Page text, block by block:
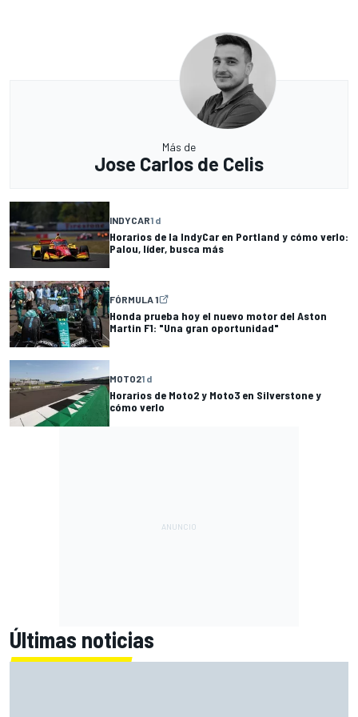
Más de
Jose Carlos de Celis
INDYCAR1 d
Horarios de la IndyCar en Portland y cómo verlo:
Palou, líder, busca más
FÓRMULA 1
Honda prueba hoy el nuevo motor del Aston
Martin F1: "Una gran oportunidad"
MOTO21 d
Horarios de Moto2 y Moto3 en Silverstone y
cómo verlo
Últimas noticias